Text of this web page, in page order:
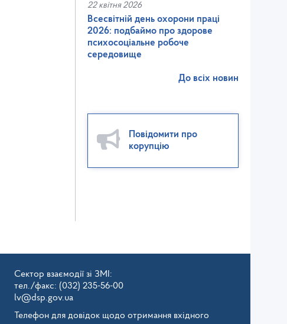
22 квітня 2026
Всесвітній день охорони праці
2026: подбаймо про здорове
психосоціальне робоче
середовище
До всіх новин
Повідомити про
корупцію
Сектор взаємодії зі ЗМІ:
тел./факс: (032) 235-56-00
lv@dsp.gov.ua
Телефон для довідок щодо отримання вхідного